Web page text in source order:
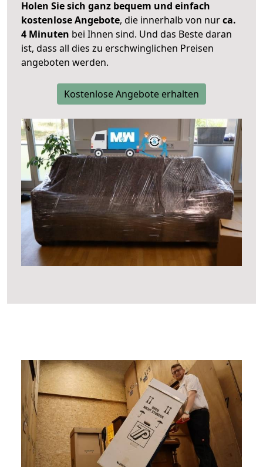
Holen Sie sich ganz bequem und einfach
kostenlose Angebote, die innerhalb von nurca.
4 Minuten bei Ihnen sind. Und das Beste daran
ist, dass all dies zu erschwinglichen Preisen
angeboten werden.
Kostenlose Angebote erhalten